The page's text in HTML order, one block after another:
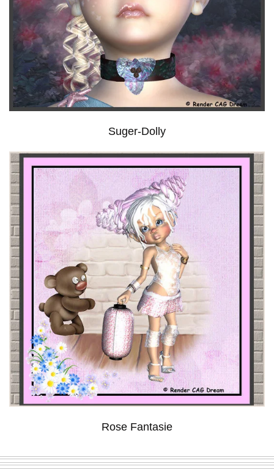
Suger-Dolly
Rose Fantasie